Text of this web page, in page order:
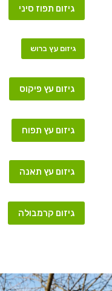
גיזום תפוז סיני
גיזום עץ ברוש
גיזום עץ פיקוס
גיזום עץ תפוח
גיזום עץ תאנה
גיזום קרמבולה